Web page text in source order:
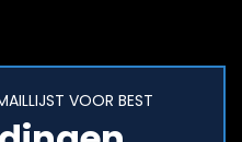
VOOR BEST